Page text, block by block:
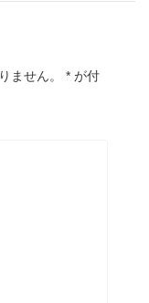
ません。 * が付